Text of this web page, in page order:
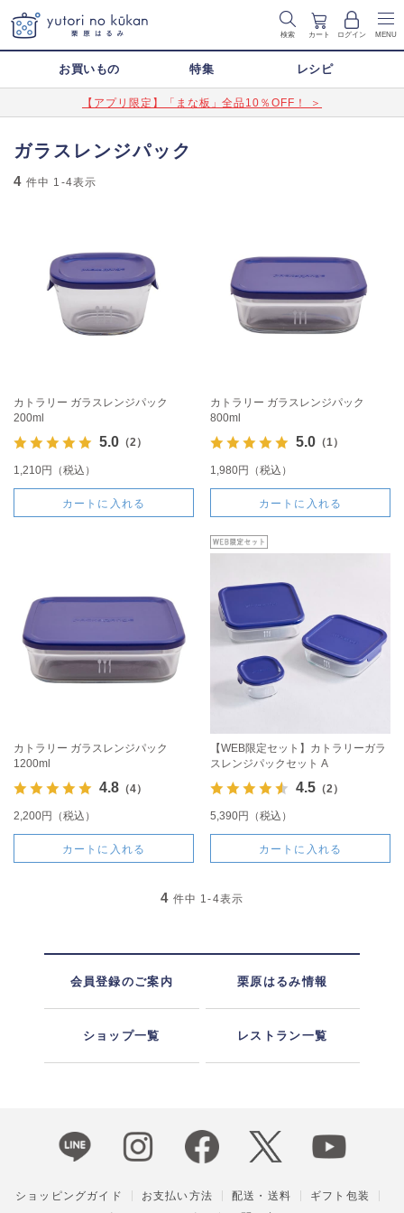
検索 カート ログイン MENU
お買いもの 特集 レシピ
【アプリ限定】「まな板」全品10％OFF！ ＞
ガラスレンジパック
4 件中 1-4表示
カトラリー ガラスレンジパック
200ml
5.0（2）
1,210円（税込）
カートに入れる
カトラリー ガラスレンジパック
800ml
5.0（1）
1,980円（税込）
カートに入れる
カトラリー ガラスレンジパック
1200ml
4.8（4）
2,200円（税込）
カートに入れる
【WEB限定セット】カトラリーガラ
スレンジパックセット A
4.5（2）
5,390円（税込）
カートに入れる
4 件中 1-4表示
会員登録のご案内 栗原はるみ情報
ショップ一覧 レストラン一覧
ショッピングガイド お支払い方法 配送・送料
ギフト包装